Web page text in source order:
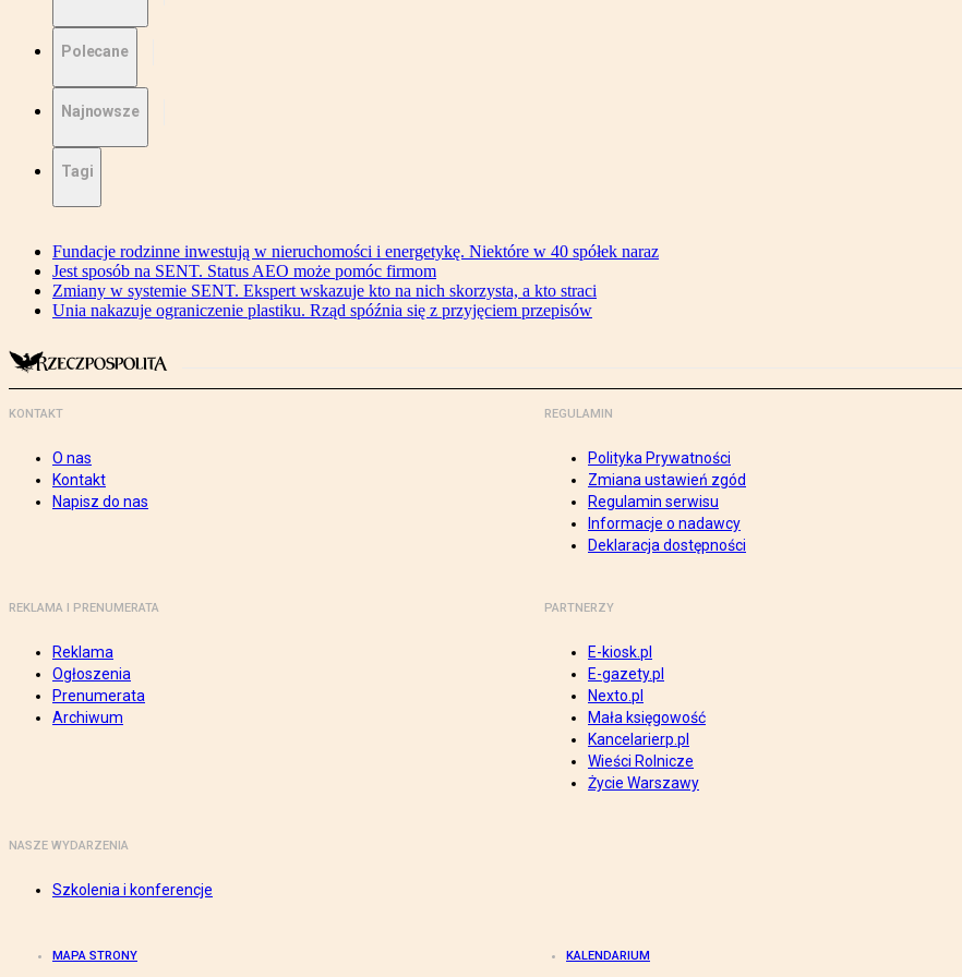
Polecane
Najnowsze
Tagi
Fundacje rodzinne inwestują w nieruchomości i energetykę. Niektóre w 40 spółek naraz
Jest sposób na SENT. Status AEO może pomóc firmom
Zmiany w systemie SENT. Ekspert wskazuje kto na nich skorzysta, a kto straci
Unia nakazuje ograniczenie plastiku. Rząd spóźnia się z przyjęciem przepisów
KONTAKT
O nas
Kontakt
Napisz do nas
REGULAMIN
Polityka Prywatności
Zmiana ustawień zgód
Regulamin serwisu
Informacje o nadawcy
Deklaracja dostępności
REKLAMA I PRENUMERATA
Reklama
Ogłoszenia
Prenumerata
Archiwum
PARTNERZY
E-kiosk.pl
E-gazety.pl
Nexto.pl
Mała księgowość
Kancelarierp.pl
Wieści Rolnicze
Życie Warszawy
NASZE WYDARZENIA
Szkolenia i konferencje
MAPA STRONY KALENDARIUM